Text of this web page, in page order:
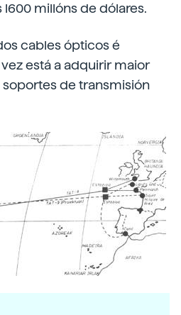
millóns de dólares.
cables ópticos é
está a adquirir maior
de transmisión